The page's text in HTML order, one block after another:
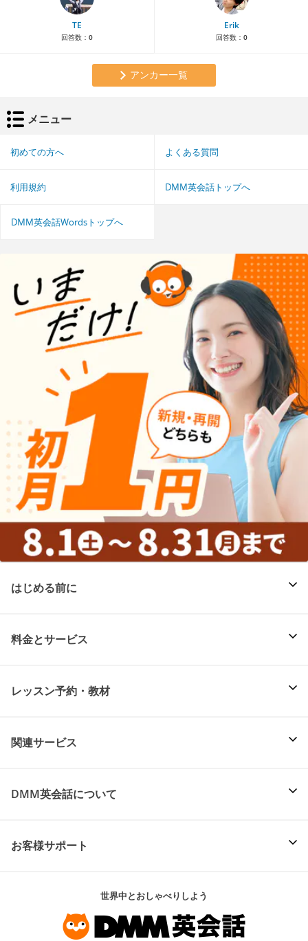
TE
回答数： 0
Erik
回答数： 0
アンカー一覧
メニュー
初めての方へ よくある質問
利用規約 DMM英会話トップへ
DMM英会話Wordsトップへ
はじめる前に
料金とサービス
レッスン予約・教材
関連サービス
DMM英会話について
お客様サポート
世界中とおしゃべりしよう